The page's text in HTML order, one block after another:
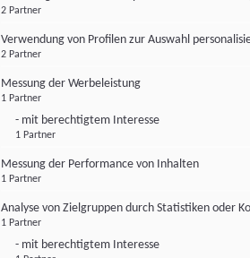
2 Partner
Verwendung von Profilen zur Auswahl
2 Partner
Messung der Werbeleistung
1 Partner
- mit berechtigtem Interesse
1 Partner
Messung der Performance von Inhalten
1 Partner
Analyse von Zielgruppen durch Statistiken oder
1 Partner
- mit berechtigtem Interesse